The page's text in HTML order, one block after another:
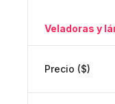
Veladoras y
Precio ($)